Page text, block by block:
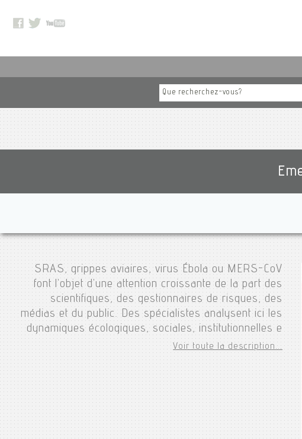
SRAS, grippes aviaires, virus Ébola ou MERS-CoV
font l'objet d'une attention croissante de la part des
scientifiques, des gestionnaires de risques, des
médias et du public. Des spécialistes analysent ici les
dynamiques écologiques, sociales, institutionnelles e
Voir toute la description...